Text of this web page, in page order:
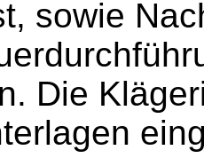
sowie
Die